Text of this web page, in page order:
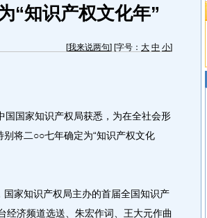
“知识产权文化年”
[我来说两句] [字号： 大 中 小]
国家知识产权局获悉，为在全社会形
将二○○七年确定为“知识产权文化
家知识产权局主办的首届全国知识产
经济频道选送、朱宏作词、王大元作曲